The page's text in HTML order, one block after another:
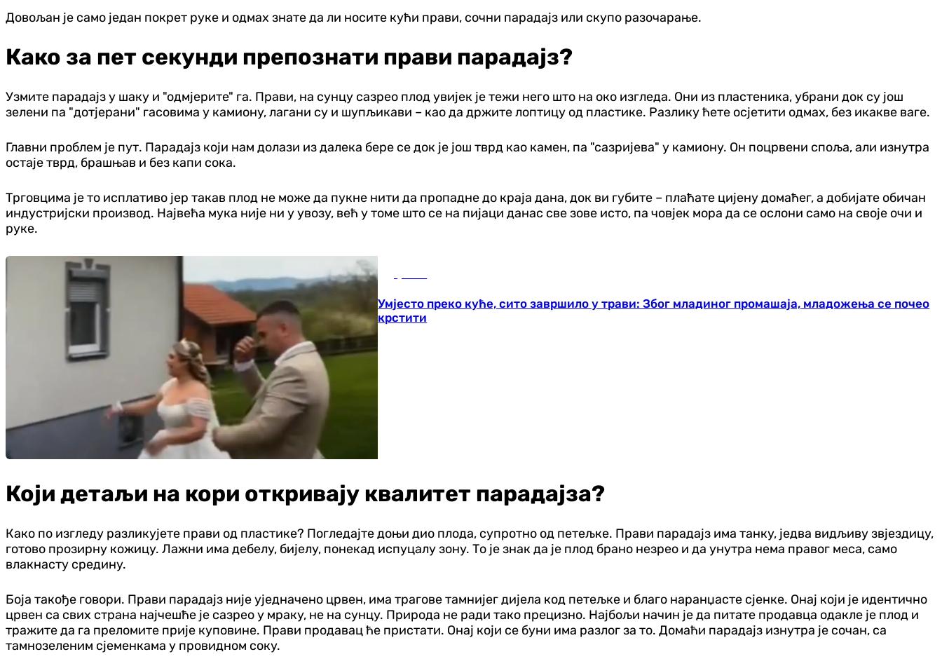
Довољан је само један покрет руке и одмах знате да ли носите кући прави, сочни парадајз или скупо разочарање.
Како за пет секунди препознати прави парадајз?
Узмите парадајз у шаку и "одмјерите" га. Прави, на сунцу сазрео плод увијек је тежи него што на око изгледа. Они из пластеника, убрани док су још
зелени па "дотјерани" гасовима у камиону, лагани су и шупљикави – као да држите лоптицу од пластике. Разлику ћете осјетити одмах, без икакве ваге.
Главни проблем је пут. Парадајз који нам долази из далека бере се док је још тврд као камен, па "сазријева" у камиону. Он поцрвени споља, али изнутра
остаје тврд, брашњав и без капи сока.
Трговцима је то исплативо јер такав плод не може да пукне нити да пропадне до краја дана, док ви губите – плаћате цијену домаћег, а добијате обичан
индустријски производ. Највећа мука није ни у увозу, већ у томе што се на пијаци данас све зове исто, па човјек мора да се ослони само на своје очи и
руке.
Умјесто преко куће, сито завршило у трави: Због младиног промашаја, младожења се почео
крстити
Који детаљи на кори откривају квалитет парадајза?
Како по изгледу разликујете прави од пластике? Погледајте доњи дио плода, супротно од петељке. Прави парадајз има танку, једва видљиву звјездицу,
готово прозирну кожицу. Лажни има дебелу, бијелу, понекад испуцалу зону. То је знак да је плод брано незрео и да унутра нема правог меса, само
влакнасту средину.
Боја такође говори. Прави парадајз није уједначено црвен, има трагове тамнијег дијела код петељке и благо наранџасте сјенке. Онај који је идентично
црвен са свих страна најчешће је сазрео у мраку, не на сунцу. Природа не ради тако прецизно. Најбољи начин је да питате продавца одакле је плод и
тражите да га преломите прије куповине. Прави продавац ће пристати. Онај који се буни има разлог за то. Домаћи парадајз изнутра је сочан, са
тамнозеленим сјеменкама у провидном соку.